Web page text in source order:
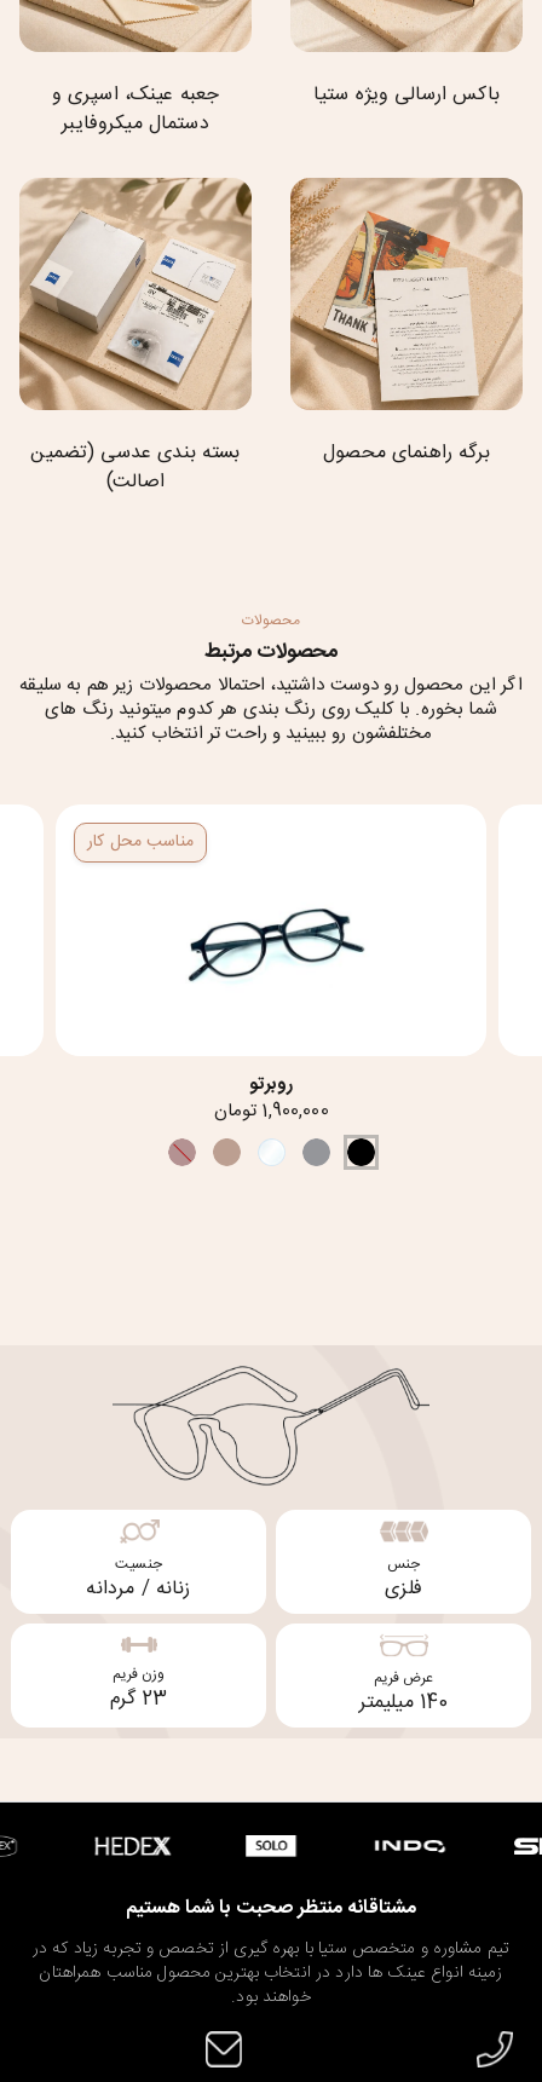
باکس ارسالی ویژه ستیا
جعبه عینک، اسپری و
دستمال میکروفایبر
برگه راهنمای محصول
بسته بندی عدسی (تضمین
اصالت)
محصولات
محصولات مرتبط
اگر این محصول رو دوست داشتید، احتمالا محصولات زیر هم به سلیقه
شما بخوره. با کلیک روی رنگ بندی هر کدوم میتونید رنگ های
مختلفشون رو ببینید و راحت تر انتخاب کنید.
مناسب محل کار
روبرتو
1,900,000 تومان
جنس
فلزی
جنسیت
زنانه / مردانه
عرض فریم
140 میلیمتر
وزن فریم
23 گرم
مشتاقانه منتظر صحبت با شما هستیم
تیم مشاوره و متخصص ستیا با بهره گیری از تخصص و تجربه زیاد که در
زمینه انواع عینک ها دارد در انتخاب بهترین محصول مناسب همراهتان
خواهند بود.